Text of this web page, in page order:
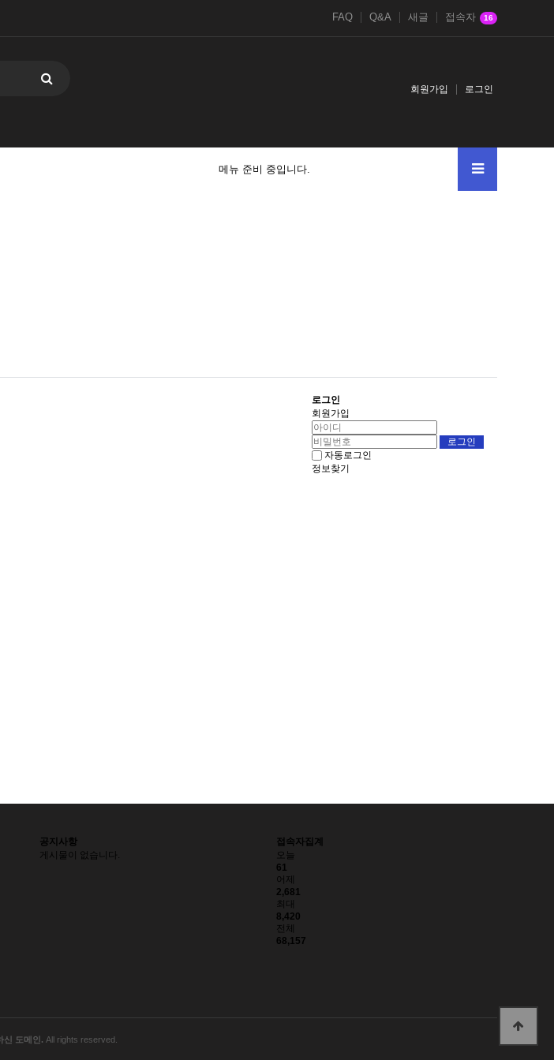
FAQ Q&A 새글 접속자 16
회원가입 로그인
메뉴 준비 중입니다.
로그인
회원가입
자동로그인
정보찾기
공지사항
게시물이 없습니다.
접속자집계
오늘
61
어제
2,681
최대
8,420
전체
68,157
신 도메인. All rights reserved.